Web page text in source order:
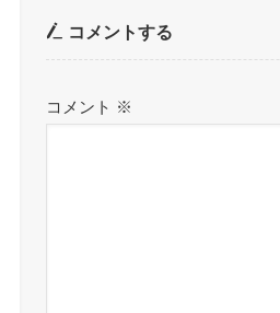
コメントする
コメント ※